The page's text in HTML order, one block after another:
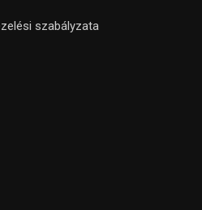
szabályzata